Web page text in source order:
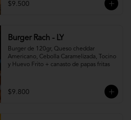
$9.500
Burger Rach - LY
Burger de 120gr, Queso cheddar
Americano, Cebolla Caramelizada, Tocino
y Huevo Frito + canasto de papas fritas
$9.800